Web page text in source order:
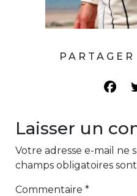
Laisser un
Votre adresse e-mail ne
champs obligatoires
Commentaire *